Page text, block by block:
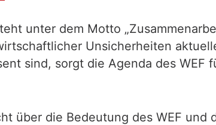
unter dem Motto
Unsicherheiten
sind, sorgt die Agenda des WEF
über die Bedeutung des WEF